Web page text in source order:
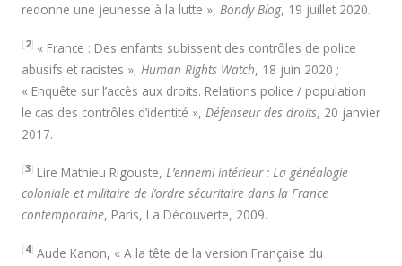
redonne une jeunesse à la lutte », Bondy Blog, 19 juillet 2020.
[2] « France : Des enfants subissent des contrôles de police
abusifs et racistes », Human Rights Watch, 18 juin 2020 ;
« Enquête sur l’accès aux droits. Relations police / population :
le cas des contrôles d’identité », Défenseur des droits, 20 janvier
2017.
[3] Lire Mathieu Rigouste, L’ennemi intérieur : La généalogie
coloniale et militaire de l’ordre sécuritaire dans la France
contemporaine, Paris, La Découverte, 2009.
[4] Aude Kanon, « A la tête de la version Française du